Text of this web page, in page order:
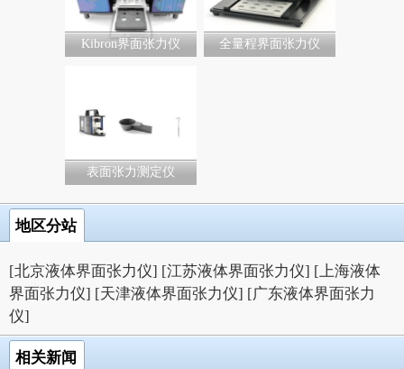
Kibron界面张力仪 全量程界面张力仪
表面张力测定仪
地区分站
[北京液体界面张力仪] [江苏液体界面张力仪] [上海液体
界面张力仪] [天津液体界面张力仪] [广东液体界面张力
仪]
相关新闻